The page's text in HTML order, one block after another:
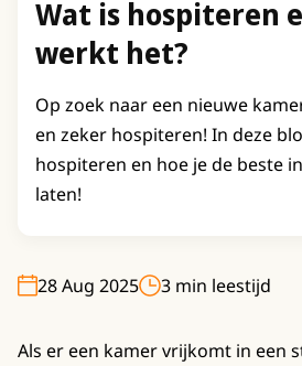
Wat is hospiteren
werkt het?
Op zoek naar een nieuwe
en zeker hospiteren! In deze
hospiteren en hoe je de beste
laten!
28 Aug 2025 3 min leestijd
Als er een kamer vrijkomt in een